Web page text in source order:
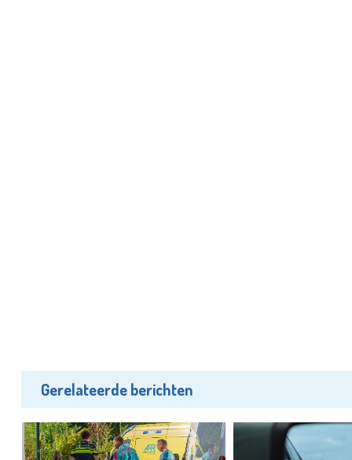
Gerelateerde berichten